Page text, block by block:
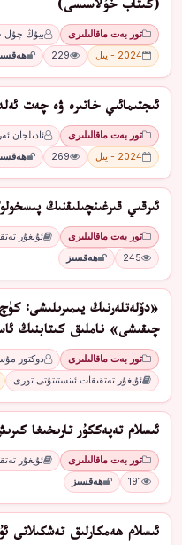
(كىتاب خۇلاسىسى)
تور بەت ماقالىلىرى بيۇڭ چۇل
2024 - يىل
229
ئىجتىمائىي خاتىرە ۋە چەت
تور بەت ماقالىلىرى ئادىلجان
2024 - يىل
269
ئىرقىي قىرغىنچىلىقنىڭ
تور بەت ماقالىلىرى ئۇيغۇر
245
ھەقسىز
«دۆلەتلەرنىڭ يىمىرىلىشى:
چىقىشى» ناملىق كىتابنىڭ
تور بەت ماقالىلىرى
دوكتور
ئۇيغۇر تەتقىقات ئىنستىتۇتى تورى
ئىسلام تەپەككۇر تارىخىغا
تور بەت ماقالىلىرى ئۇيغۇر
191
ھەقسىز
ئىسلام ھەمكارلىق تەشكىلاتى